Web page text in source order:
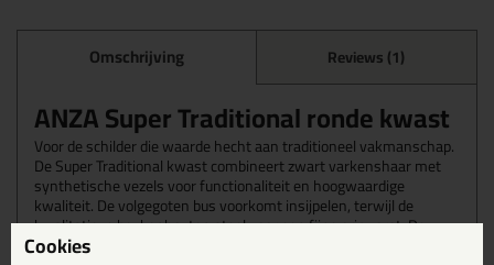
Omschrijving Reviews (1)
ANZA Super Traditional ronde kwast
Voor de schilder die waarde hecht aan traditioneel vakmanschap.
De Super Traditional kwast combineert zwart varkenshaar met
synthetische vezels voor functionaliteit en hoogwaardige
kwaliteit. De volgegoten bus voorkomt insijpelen, terwijl de
kwalitatieve beukenhouten steel voor een fijne grip zorgt. De
Anza Pro Super Traditional is geschikt voor synthetische lakken.
Cookies